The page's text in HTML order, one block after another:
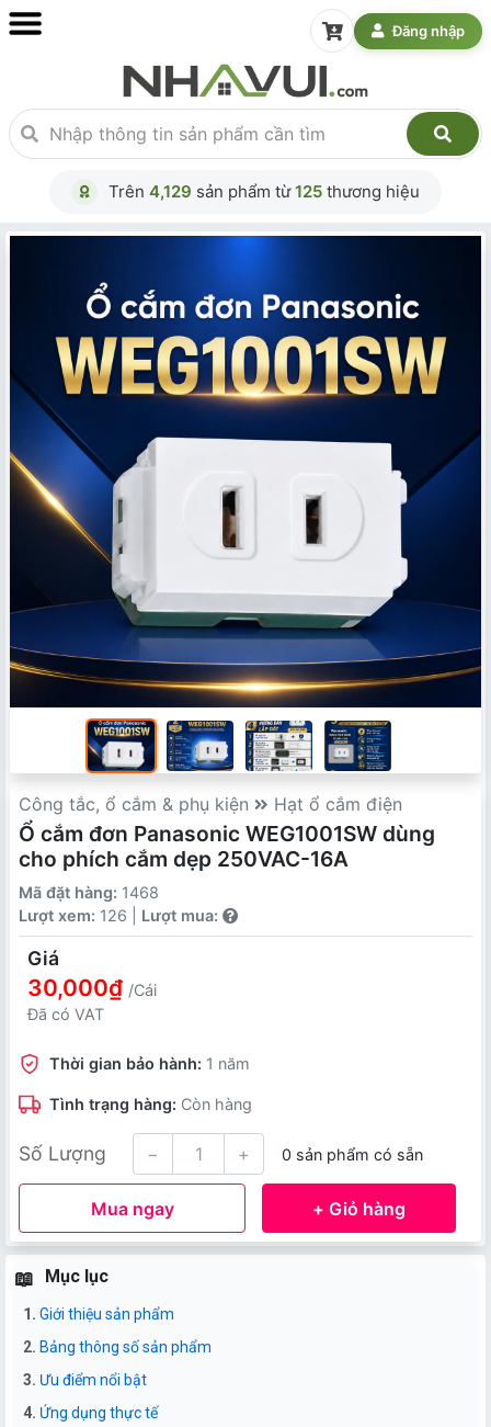
Đăng nhập
Trên 4,129 sản phẩm từ125 thương hiệu
Công tắc, ổ cắm & phụ kiện Hạt ổ cắm điện
Ổ cắm đơn Panasonic WEG1001SW dùng
cho phích cắm dẹp 250VAC-16A
Mã đặt hàng: 1468
Lượt xem: 126 | Lượt mua:
Giá
30,000₫ /Cái
Đã có VAT
Thời gian bảo hành: 1 năm
Tình trạng hàng: Còn hàng
Số Lượng − + 0 sản phẩm có sẵn
Mua ngay + Giỏ hàng
Mục lục
Giới thiệu sản phẩm
Bảng thông số sản phẩm
Ưu điểm nổi bật
Ứng dụng thực tế